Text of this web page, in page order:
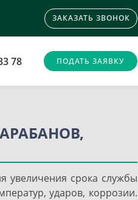
ЗАКАЗАТЬ ЗВОНОК
78 ПОДАТЬ ЗАЯВКУ
увеличения срока службы
ударов, коррозии.